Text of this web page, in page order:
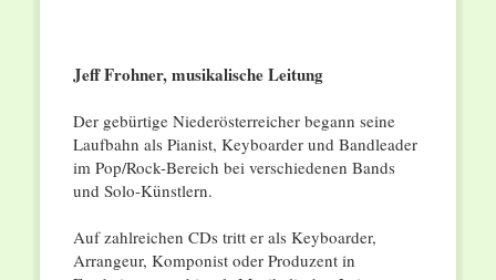
Jeff Frohner, musikalische Leitung
Der gebürtige Niederösterreicher begann seine
Laufbahn als Pianist, Keyboarder und Bandleader
im Pop/Rock-Bereich bei verschiedenen Bands
und Solo-Künstlern.
Auf zahlreichen CDs tritt er als Keyboarder,
Arrangeur, Komponist oder Produzent in